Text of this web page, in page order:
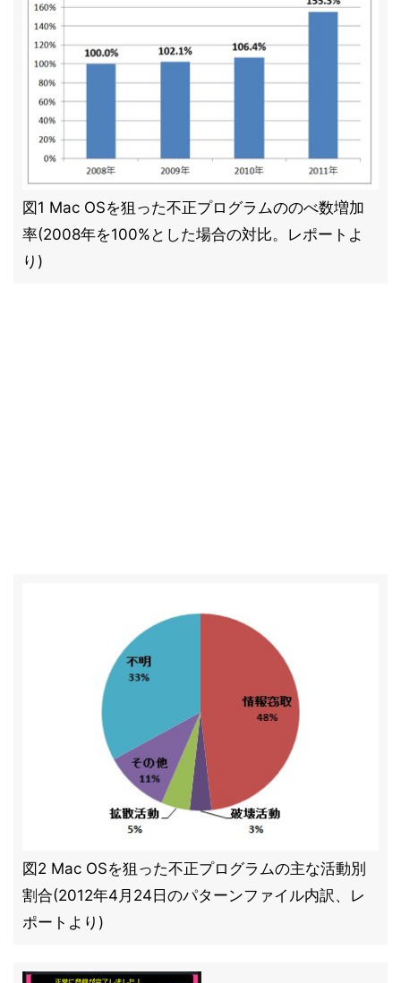
図1 Mac OSを狙った不正プログラムののべ数増加
率(2008年を100%とした場合の対比。レポートよ
り)
図2 Mac OSを狙った不正プログラムの主な活動別
割合(2012年4月24日のパターンファイル内訳、レ
ポートより)